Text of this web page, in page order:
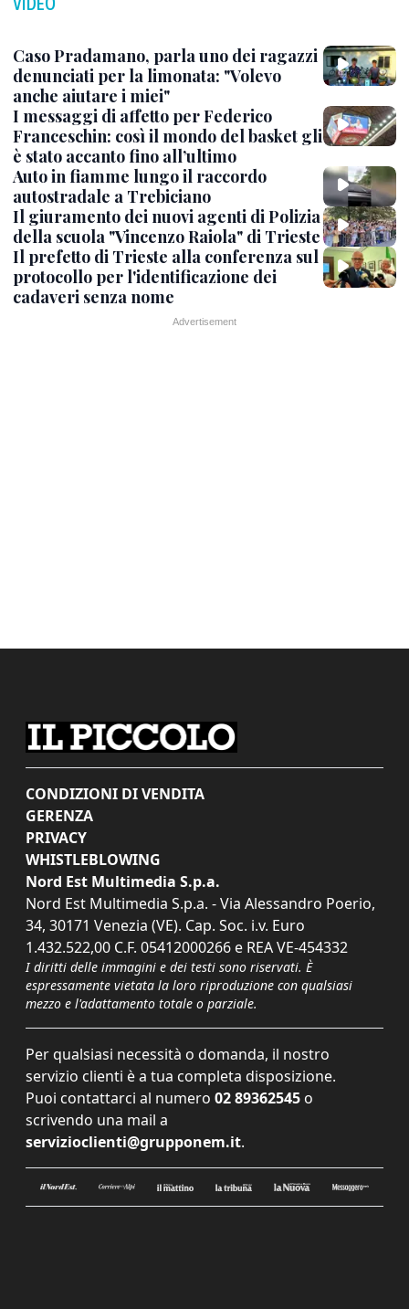
Caso Pradamano, parla uno dei ragazzi
denunciati per la limonata: "Volevo
anche aiutare i miei"
I messaggi di affetto per Federico
Franceschin: così il mondo del basket gli
è stato accanto fino all’ultimo
Auto in fiamme lungo il raccordo
autostradale a Trebiciano
Il giuramento dei nuovi agenti di Polizia
della scuola "Vincenzo Raiola" di Trieste
Il prefetto di Trieste alla conferenza sul
protocollo per l'identificazione dei
cadaveri senza nome
CONDIZIONI DI VENDITA
GERENZA
PRIVACY
WHISTLEBLOWING
Nord Est Multimedia S.p.a.
Nord Est Multimedia S.p.a. - Via Alessandro Poerio,
34, 30171 Venezia (VE). Cap. Soc. i.v. Euro
1.432.522,00 C.F. 05412000266 e REA VE-454332
I diritti delle immagini e dei testi sono riservati. È
espressamente vietata la loro riproduzione con qualsiasi
mezzo e l'adattamento totale o parziale.
Per qualsiasi necessità o domanda, il nostro
servizio clienti è a tua completa disposizione.
Puoi contattarci al numero 02 89362545 o
scrivendo una mail a
servizioclienti@grupponem.it.